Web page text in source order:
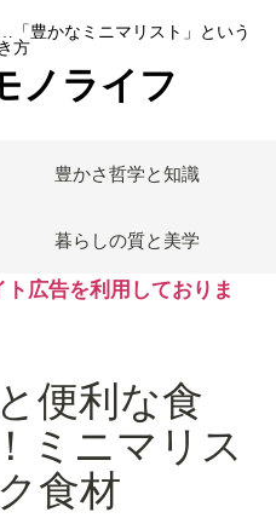
豊かなミニマリスト」という
方
ノライフ
豊かさ哲学と知識
暮らしの質と美学
広告を利用しておりま
便利な食
ミニマリス
食材